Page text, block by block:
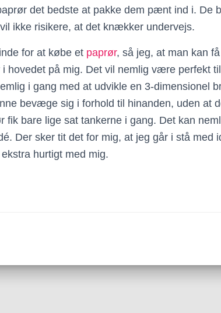
det bedste at pakke dem pænt ind i. De
ikke risikere, at det knækker undervejs.
for at købe et paprør, så jeg, at man kan
hovedet på mig. Det vil nemlig være perfekt
i gang med at udvikle en 3-dimensionel
bevæge sig i forhold til hinanden, uden at
fik bare lige sat tankerne i gang. Det kan
Der sker tit det for mig, at jeg går i stå med
hurtigt med mig.